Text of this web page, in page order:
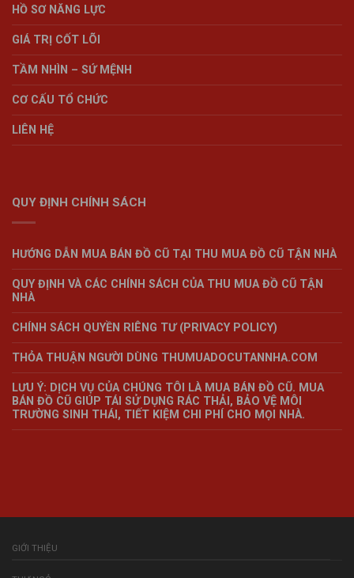
HỒ SƠ NĂNG LỰC
GIÁ TRỊ CỐT LÕI
TẦM NHÌN – SỨ MỆNH
CƠ CẤU TỔ CHỨC
LIÊN HỆ
QUY ĐỊNH CHÍNH SÁCH
HƯỚNG DẪN MUA BÁN ĐỒ CŨ TẠI THU MUA ĐỒ CŨ TẬN NHÀ
QUY ĐỊNH VÀ CÁC CHÍNH SÁCH CỦA THU MUA ĐỒ CŨ TẬN
NHÀ
CHÍNH SÁCH QUYỀN RIÊNG TƯ (PRIVACY POLICY)
THỎA THUẬN NGƯỜI DÙNG THUMUADOCUTANNHA.COM
LƯU Ý: DỊCH VỤ CỦA CHÚNG TÔI LÀ MUA BÁN ĐỒ CŨ. MUA
BÁN ĐỒ CŨ GIÚP TÁI SỬ DỤNG RÁC THẢI, BẢO VỆ MÔI
TRƯỜNG SINH THÁI, TIẾT KIỆM CHI PHÍ CHO MỌI NHÀ.
GIỚI THIỆU